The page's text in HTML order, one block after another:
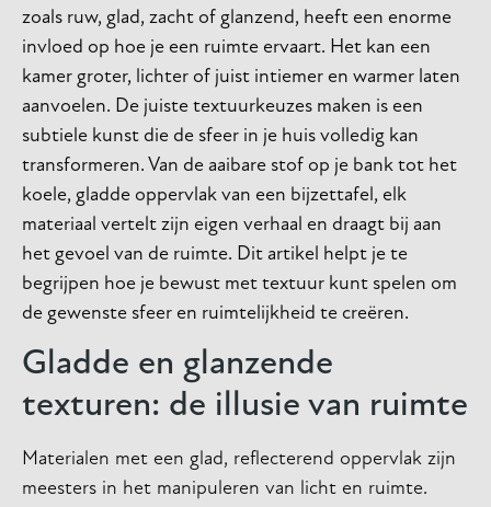
zoals ruw, glad, zacht of glanzend, heeft een enorme
invloed op hoe je een ruimte ervaart. Het kan een
kamer groter, lichter of juist intiemer en warmer laten
aanvoelen. De juiste textuurkeuzes maken is een
subtiele kunst die de sfeer in je huis volledig kan
transformeren. Van de aaibare stof op je bank tot het
koele, gladde oppervlak van een bijzettafel, elk
materiaal vertelt zijn eigen verhaal en draagt bij aan
het gevoel van de ruimte. Dit artikel helpt je te
begrijpen hoe je bewust met textuur kunt spelen om
de gewenste sfeer en ruimtelijkheid te creëren.
Gladde en glanzende
texturen: de illusie van ruimte
Materialen met een glad, reflecterend oppervlak zijn
meesters in het manipuleren van licht en ruimte.